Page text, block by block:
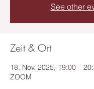
See other
Zeit & Ort
18. Nov. 2025, 19:00 –
ZOOM